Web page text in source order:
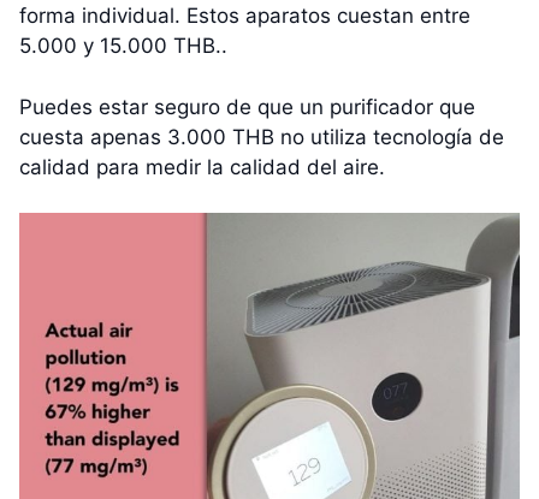
forma individual. Estos aparatos cuestan entre
5.000 y 15.000 THB..
Puedes estar seguro de que un purificador que
cuesta apenas 3.000 THB no utiliza tecnología de
calidad para medir la calidad del aire.